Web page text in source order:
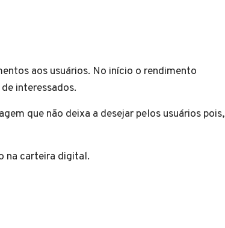
aos usuários. No início o rendimento
interessados.
que não deixa a desejar pelos usuários pois,
na carteira digital.